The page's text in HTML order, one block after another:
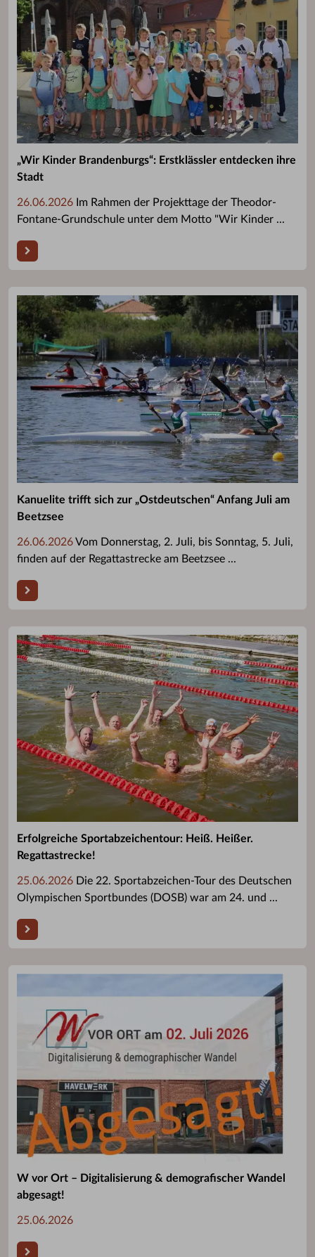
„Wir Kinder Brandenburgs“: Erstklässler entdecken ihre
Stadt
26.06.2026 Im Rahmen der Projekttage der Theodor-
Fontane-Grundschule unter dem Motto "Wir Kinder ...
Kanuelite trifft sich zur „Ostdeutschen“ Anfang Juli am
Beetzsee
26.06.2026Vom Donnerstag, 2. Juli, bis Sonntag, 5. Juli,
finden auf der Regattastrecke am Beetzsee ...
Erfolgreiche Sportabzeichentour: Heiß. Heißer.
Regattastrecke!
25.06.2026 Die 22. Sportabzeichen-Tour des Deutschen
Olympischen Sportbundes (DOSB) war am 24. und ...
W vor Ort – Digitalisierung & demografischer Wandel
abgesagt!
25.06.2026